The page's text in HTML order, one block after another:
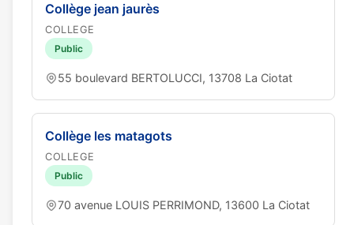
Collège jean jaurès
COLLEGE
Public
55 boulevard BERTOLUCCI, 13708 La Ciotat
Collège les matagots
COLLEGE
Public
70 avenue LOUIS PERRIMOND, 13600 La Ciotat